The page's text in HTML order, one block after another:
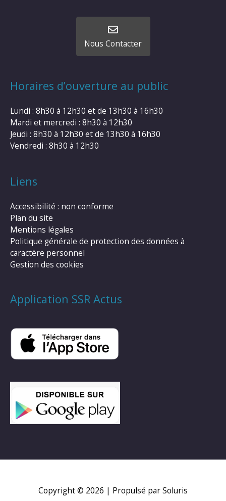
Nous Contacter
Horaires d’ouverture au public
Lundi : 8h30 à 12h30 et de 13h30 à 16h30
Mardi et mercredi : 8h30 à 12h30
Jeudi : 8h30 à 12h30 et de 13h30 à 16h30
Vendredi : 8h30 à 12h30
Liens
Accessibilité : non conforme
Plan du site
Mentions légales
Politique générale de protection des données à
caractère personnel
Gestion des cookies
Application SSR Actus
Copyright © 2026 | Propulsé par Soluris